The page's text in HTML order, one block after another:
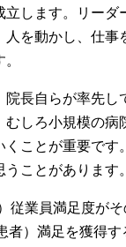
します。リー
を動かし、仕
長自らが率先
しろ小規模の
ことが重要で
ことがあります。
従業員満足度が
）満足を獲得